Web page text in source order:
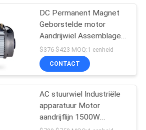
44
DC Permanent Magnet
Geborstelde motor
Aandrijwiel Assemblage
Motor Handling
Equipment Wielen
$376-$423 MOQ:1 eenheid
CONTACT
AC stuurwiel Industriële
apparatuur Motor
aandrijflijn 1500W